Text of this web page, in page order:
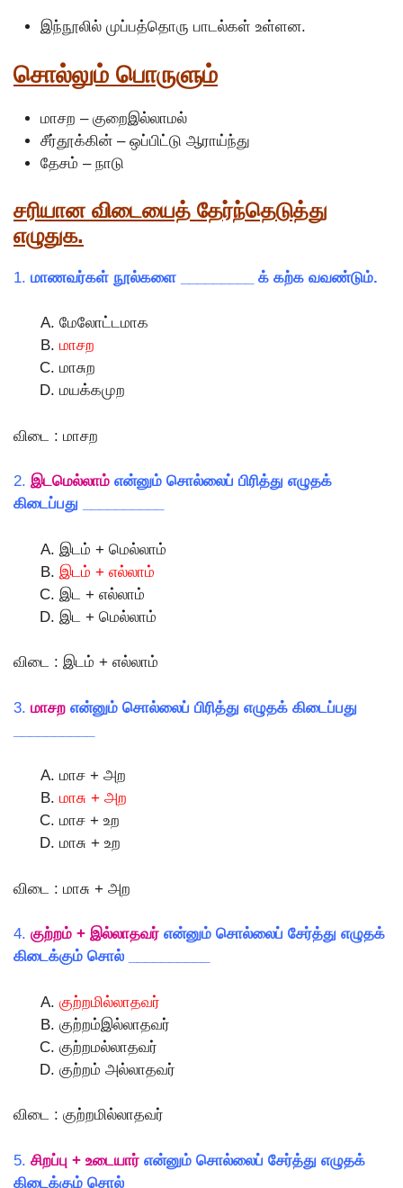
இந்நூலில் முப்பத்தொரு பாடல்கள் உள்ளன.
சொல்லும் பொருளும்
மாசற – குறைஇல்லாமல்
சீர்தூக்கின் – ஒப்பிட்டு ஆராய்ந்து
தேசம் – நாடு
சரியான விடையைத் தேர்ந்தெடுத்து
எழுதுக.
1. மாணவர்கள் நூல்களை _________ க் கற்க வவண்டும்.
மேலோட்டமாக
மாசற
மாசுற
மயக்கமுற
விடை : மாசற
2. இடமெல்லாம் என்னும் சொல்லைப் பிரித்து எழுதக்
கிடைப்பது __________
இடம் + மெல்லாம்
இடம் + எல்லாம்
இட + எல்லாம்
இட + மெல்லாம்
விடை : இடம் + எல்லாம்
3. மாசற என்னும் சொல்லைப் பிரித்து எழுதக் கிடைப்பது
மாச + அற
மாசு + அற
மாச + உற
மாசு + உற
விடை : மாசு + அற
4. குற்றம் + இல்லாதவர் என்னும் சொல்லைப் சேர்த்து எழுதக்
கிடைக்கும் சொல் __________
குற்றமில்லாதவர்
குற்றம்இல்லாதவர்
குற்றமல்லாதவர்
குற்றம் அல்லாதவர்
விடை : குற்றமில்லாதவர்
5. சிறப்பு + உடையார் என்னும் சொல்லைப் சேர்த்து எழுதக்
கிடைக்கும் சொல் __________